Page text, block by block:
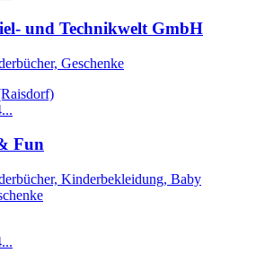
und Technikwelt GmbH
Geschenke
Fun
Kinderbekleidung, Baby